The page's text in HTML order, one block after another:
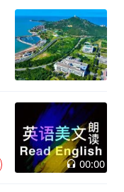
00:00